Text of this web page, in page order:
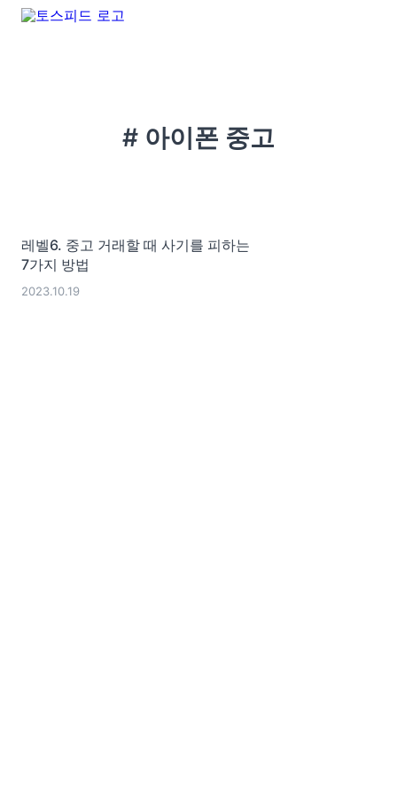
# 아이폰 중고
레벨6. 중고 거래할 때 사기를 피하는
7가지 방법
2023.10.19